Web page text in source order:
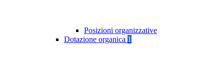
Posizioni organizzative
Dotazione organica 1